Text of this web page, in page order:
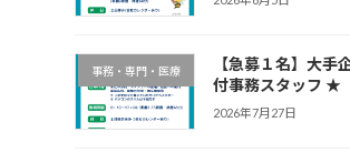
事務・専門・医療
【急募１名】大手
付事務スタッフ ★
2026年7月27日